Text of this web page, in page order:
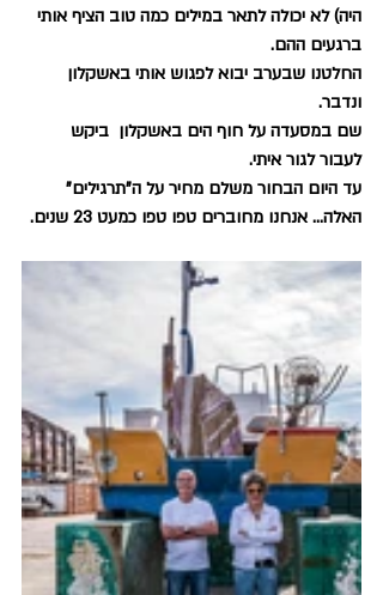
היה) לא יכולה לתאר במילים כמה טוב הציף אותי
ברגעים ההם.
החלטנו שבערב יבוא לפגוש אותי באשקלון
ונדבר.
שם במסעדה על חוף הים באשקלון  ביקש
לעבור לגור איתי.
עד היום הבחור משלם מחיר על ה"תרגילים"
האלה… אנחנו מחוברים טפו טפו כמעט 23 שנים.